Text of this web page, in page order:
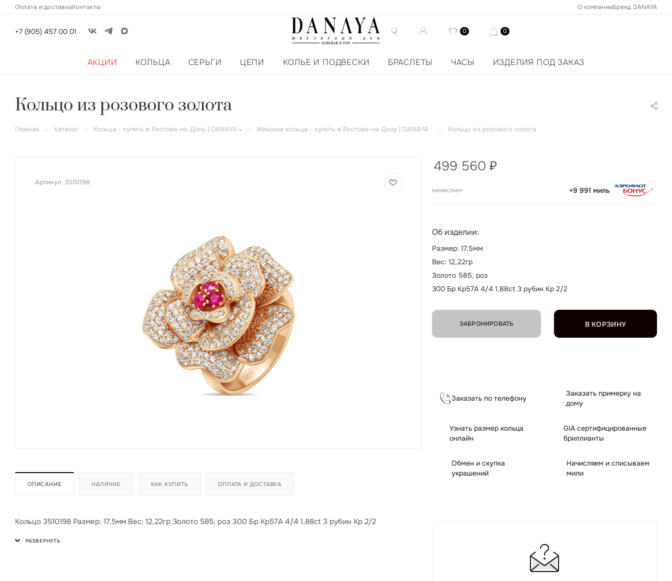
Оплата и доставкаКонтакты О компанииБренд DANAYA
+7 (905) 457 00 01 0 0
АКЦИИ КОЛЬЦА СЕРЬГИ ЦЕПИ КОЛЬЕ И ПОДВЕСКИ БРАСЛЕТЫ ЧАСЫ ИЗДЕЛИЯ ПОД ЗАКАЗ
Кольцо из розового золота
Главная — Каталог — Кольца - купить в Ростове-на-Дону | DANAYA — Женские кольца - купить в Ростове-на-Дону | DANAYA — Кольцо из розового золота
Артикул: 3510198
ОПИСАНИЕ НАЛИЧИЕ КАК КУПИТЬ ОПЛАТА И ДОСТАВКА
Кольцо 3510198 Размер: 17,5мм Вес: 12,22гр Золото 585, роз 300 Бр Кр57А 4/4 1,88ct 3 рубин Кр 2/2
499 560 ₽
начислим +9 991 миль
В КОРЗИНУ
Об изделии:
Размер: 17,5мм
Вес: 12,22гр
Золото 585, роз
300 Бр Кр57А 4/4 1,88ct 3 рубин Кр 2/2
ЗАБРОНИРОВАТЬ
Заказать по телефону
Заказать примерку на
дому
Узнать размер кольца
онлайн
GIA сертифицированные
бриллианты
Обмен и скупка
украшений
Начисляем и списываем
мили